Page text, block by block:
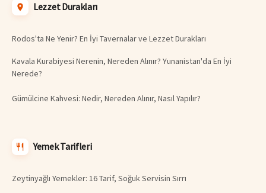
Lezzet Durakları
Rodos'ta Ne Yenir? En İyi Tavernalar ve Lezzet Durakları
Kavala Kurabiyesi Nerenin, Nereden Alınır? Yunanistan'da En İyi
Nerede?
Gümülcine Kahvesi: Nedir, Nereden Alınır, Nasıl Yapılır?
Yemek Tarifleri
Zeytinyağlı Yemekler: 16 Tarif, Soğuk Servisin Sırrı